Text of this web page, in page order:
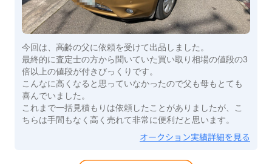
今回は、高齢の父に依頼を受けて出品しました。
最終的に査定士の方から聞いていた買い取り相場の値段の3
倍以上の値段が付きびっくりです。
こんなに高くなると思っていなかったので父も母もとても
喜んでいました。
これまで一括見積もりは依頼したことがありましたが、こ
ちらは手間もなく高く売れて非常に便利だと思います。
オークション実績詳細を見る